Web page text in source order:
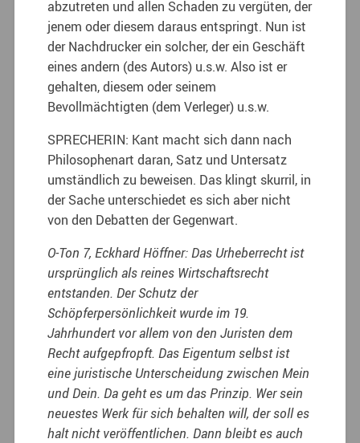
abzutreten und allen Schaden zu vergüten, der
jenem oder diesem daraus entspringt. Nun ist
der Nachdrucker ein solcher, der ein Geschäft
eines andern (des Autors) u.s.w. Also ist er
gehalten, diesem oder seinem
Bevollmächtigten (dem Verleger) u.s.w.
SPRECHERIN: Kant macht sich dann nach
Philosophenart daran, Satz und Untersatz
umständlich zu beweisen. Das klingt skurril, in
der Sache unterschiedet es sich aber nicht
von den Debatten der Gegenwart.
O-Ton 7, Eckhard Höffner: Das Urheberrecht ist
ursprünglich als reines Wirtschaftsrecht
entstanden. Der Schutz der
Schöpferpersönlichkeit wurde im 19.
Jahrhundert vor allem von den Juristen dem
Recht aufgepfropft. Das Eigentum selbst ist
eine juristische Unterscheidung zwischen Mein
und Dein. Da geht es um das Prinzip. Wer sein
neuestes Werk für sich behalten will, der soll es
halt nicht veröffentlichen. Dann bleibt es auch